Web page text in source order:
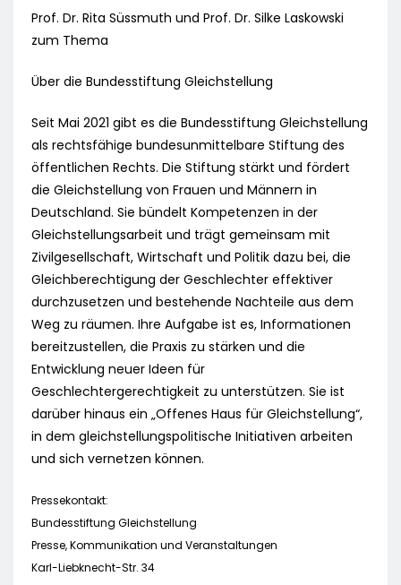
Prof. Dr. Rita Süssmuth und Prof. Dr. Silke Laskowski
zum Thema
Über die Bundesstiftung Gleichstellung
Seit Mai 2021 gibt es die Bundesstiftung Gleichstellung
als rechtsfähige bundesunmittelbare Stiftung des
öffentlichen Rechts. Die Stiftung stärkt und fördert
die Gleichstellung von Frauen und Männern in
Deutschland. Sie bündelt Kompetenzen in der
Gleichstellungsarbeit und trägt gemeinsam mit
Zivilgesellschaft, Wirtschaft und Politik dazu bei, die
Gleichberechtigung der Geschlechter effektiver
durchzusetzen und bestehende Nachteile aus dem
Weg zu räumen. Ihre Aufgabe ist es, Informationen
bereitzustellen, die Praxis zu stärken und die
Entwicklung neuer Ideen für
Geschlechtergerechtigkeit zu unterstützen. Sie ist
darüber hinaus ein „Offenes Haus für Gleichstellung“,
in dem gleichstellungspolitische Initiativen arbeiten
und sich vernetzen können.
Pressekontakt:
Bundesstiftung Gleichstellung
Presse, Kommunikation und Veranstaltungen
Karl-Liebknecht-Str. 34